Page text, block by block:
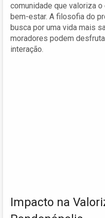
comunidade que valoriza
bem-estar. A filosofia do
busca por uma vida mais
moradores podem
interação.
Impacto na